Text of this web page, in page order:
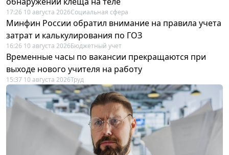
17:26 10 августа 2026Социальная сфера
Минфин России обратил внимание на правила учета
затрат и калькулирования по ГОЗ
16:26 10 августа 2026Бюджетный учет
Временные часы по вакансии прекращаются при
выходе нового учителя на работу
15:37 10 августа 2026Труд